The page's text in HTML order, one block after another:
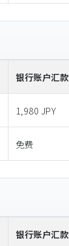
银行账户汇款
1,980 JPY
免费
银行账户汇款